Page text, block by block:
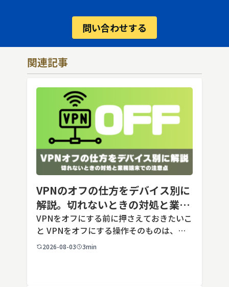
問い合わせする
関連記事
VPNのオフの仕方をデバイス別に
解説。切れないときの対処と業務
端末での注意点
VPNをオフにする前に押さえておきたいこ
と VPNをオフにする操作そのものは、ど
の端末でも数タップから数クリックで完了
2026-08-03 3min